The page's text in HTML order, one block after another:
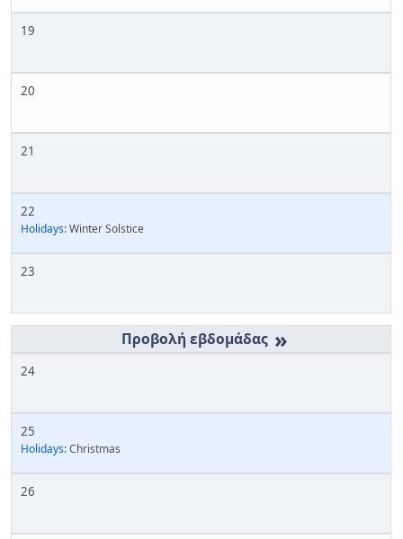
19
20
21
22
Holidays:Winter Solstice
23
»
24
25
Holidays:Christmas
26